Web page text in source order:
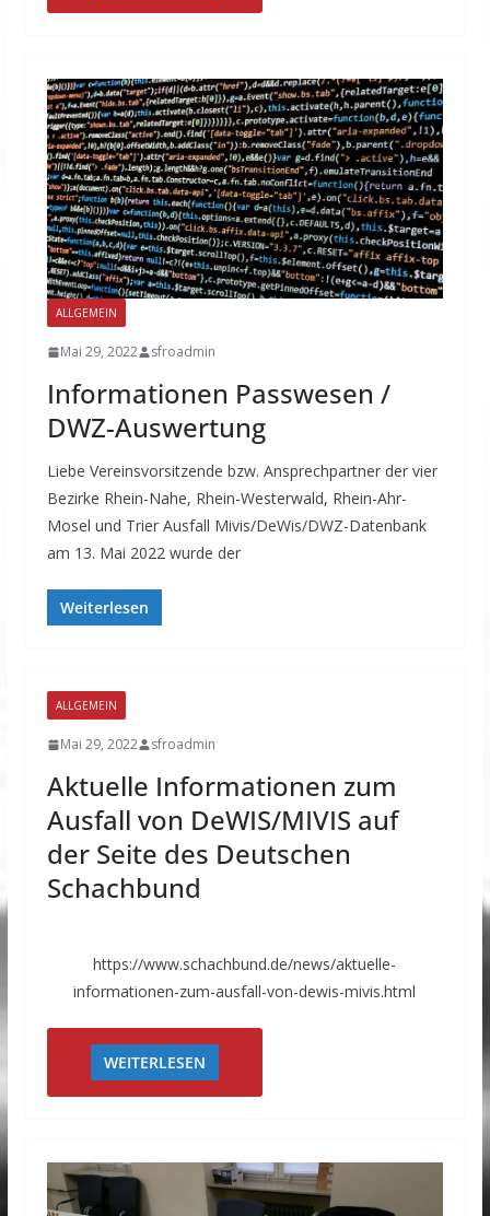
ALLGEMEIN
Mai 29, 2022 sfroadmin
Informationen Passwesen /
DWZ-Auswertung
Liebe Vereinsvorsitzende bzw. Ansprechpartner der vier
Bezirke Rhein-Nahe, Rhein-Westerwald, Rhein-Ahr-
Mosel und Trier Ausfall Mivis/DeWis/DWZ-Datenbank
am 13. Mai 2022 wurde der
Weiterlesen
ALLGEMEIN
Mai 29, 2022 sfroadmin
Aktuelle Informationen zum
Ausfall von DeWIS/MIVIS auf
der Seite des Deutschen
Schachbund
https://www.schachbund.de/news/aktuelle-
informationen-zum-ausfall-von-dewis-mivis.html
WEITERLESEN